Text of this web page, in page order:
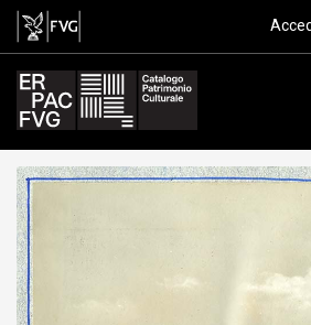
gelatina ai sali